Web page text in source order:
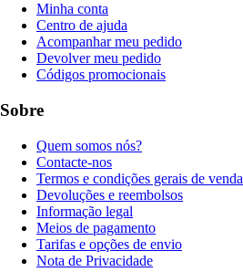
Minha conta
Centro de ajuda
Acompanhar meu pedido
Devolver meu pedido
Códigos promocionais
Sobre
Quem somos nós?
Contacte-nos
Termos e condições gerais de venda
Devoluções e reembolsos
Informação legal
Meios de pagamento
Tarifas e opções de envio
Nota de Privacidade